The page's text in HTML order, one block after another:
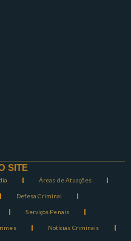
SITE
Áreas de Atuações
Defesa Criminal
Serviços Penais
Notícias Criminais